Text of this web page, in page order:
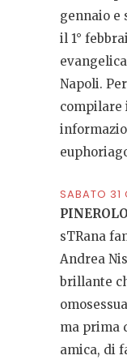
gennaio e
il 1°
Napoli.
compilare
SABATO 31
sTRana
Andrea
brillante
ma prima
amica, di